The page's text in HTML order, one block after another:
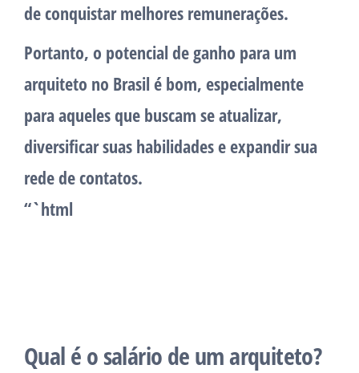
de conquistar melhores remunerações.
Portanto, o potencial de ganho para um
arquiteto no Brasil é bom, especialmente
para aqueles que buscam se atualizar,
diversificar suas habilidades e expandir sua
rede de contatos.
“`html
Qual é o salário de um arquiteto?